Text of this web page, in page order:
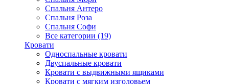
Спальня Антеро
Спальня Роза
Спальня Софи
Все категории (19)
Кровати
Односпальные кровати
Двуспальные кровати
Кровати с выдвижными ящиками
Кровати с мягким изголовьем